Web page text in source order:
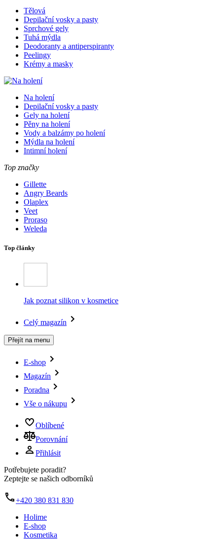
Tělová
Depilační vosky a pasty
Sprchové gely
Tuhá mýdla
Deodoranty a antiperspiranty
Peelingy
Krémy a masky
Na holení
Depilační vosky a pasty
Gely na holení
Pěny na holení
Vody a balzámy po holení
Mýdla na holení
Intimní holení
Top značky
Gillette
Angry Beards
Olaplex
Veet
Proraso
Weleda
Top články
Jak poznat silikon v kosmetice
Celý magazín
Přejít na menu
E-shop
Magazín
Poradna
Vše o nákupu
Oblíbené
Porovnání
Přihlásit
Potřebujete poradit?
Zeptejte se našich odborníků
+420 380 831 830
Holime
E-shop
Kosmetika